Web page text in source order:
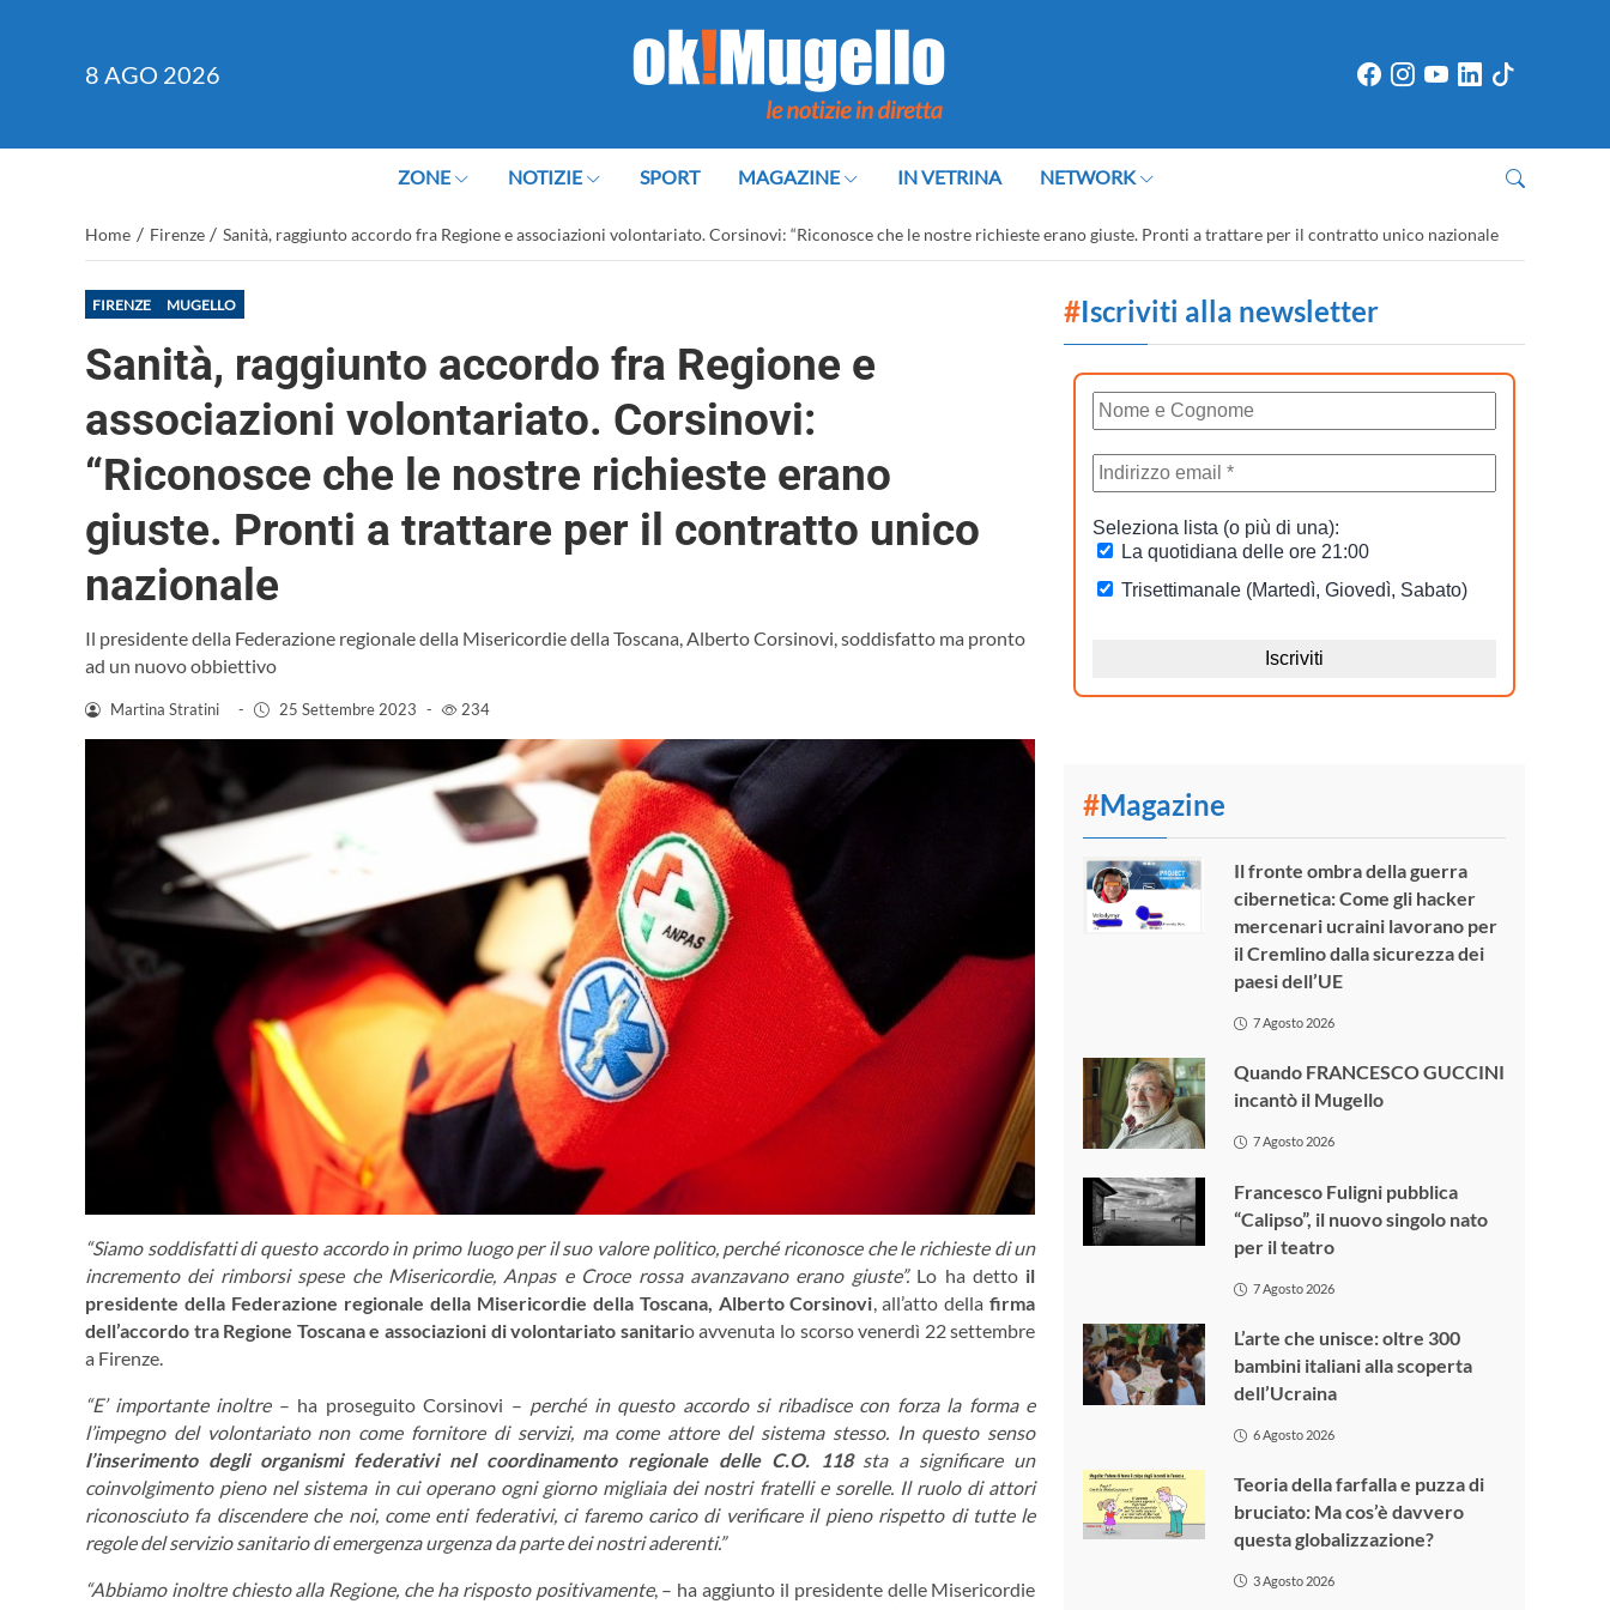
8 AGO 2026
ZONE NOTIZIE SPORT MAGAZINE IN VETRINA NETWORK
Home / Firenze / Sanità, raggiunto accordo fra Regione e associazioni volontariato. Corsinovi: “Riconosce che le nostre richieste erano giuste. Pronti a trattare per il contratto unico nazionale
FIRENZE MUGELLO
Sanità, raggiunto accordo fra Regione e
associazioni volontariato. Corsinovi:
“Riconosce che le nostre richieste erano
giuste. Pronti a trattare per il contratto unico
nazionale
Il presidente della Federazione regionale della Misericordie della Toscana, Alberto Corsinovi, soddisfatto ma pronto
ad un nuovo obbiettivo
Martina Stratini - 25 Settembre 2023 - 234
“Siamo soddisfatti di questo accordo in primo luogo per il suo valore politico, perché riconosce che le richieste di un
incremento dei rimborsi spese che Misericordie, Anpas e Croce rossa avanzavano erano giuste”.Lo ha detto il
presidente della Federazione regionale della Misericordie della Toscana, Alberto Corsinovi , all’atto dellafirma
dell’accordo tra Regione Toscana e associazioni di volontariato sanitario avvenuta lo scorso venerdì 22 settembre
a Firenze.
“E’ importante inoltre– ha proseguito Corsinovi – perché in questo accordo si ribadisce con forza la forma e
l’impegno del volontariato non come fornitore di servizi, ma come attore del sistema stesso. In questo senso
l’inserimento degli organismi federativi nel coordinamento regionale delle C.O. 118 sta a significare un
coinvolgimento pieno nel sistema in cui operano ogni giorno migliaia dei nostri fratelli e sorelle. Il ruolo di attori
riconosciuto fa discendere che noi, come enti federativi, ci faremo carico di verificare il pieno rispetto di tutte le
regole del servizio sanitario di emergenza urgenza da parte dei nostri aderenti.”
“Abbiamo inoltre chiesto alla Regione, che ha risposto positivamente, – ha aggiunto il presidente delle Misericordie
#Iscriviti alla newsletter
#Magazine
Il fronte ombra della guerra
cibernetica: Come gli hacker
mercenari ucraini lavorano per
il Cremlino dalla sicurezza dei
paesi dell’UE
7 Agosto 2026
Quando FRANCESCO GUCCINI
incantò il Mugello
7 Agosto 2026
Francesco Fuligni pubblica
“Calipso”, il nuovo singolo nato
per il teatro
7 Agosto 2026
L’arte che unisce: oltre 300
bambini italiani alla scoperta
dell’Ucraina
6 Agosto 2026
Teoria della farfalla e puzza di
bruciato: Ma cos’è davvero
questa globalizzazione?
3 Agosto 2026